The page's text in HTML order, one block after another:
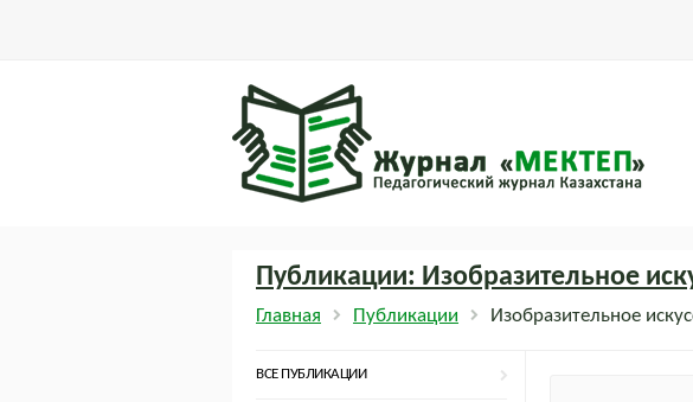
Публикации: Изобразительное
Главная Публикации Изобразительное
ВСЕ ПУБЛИКАЦИИ